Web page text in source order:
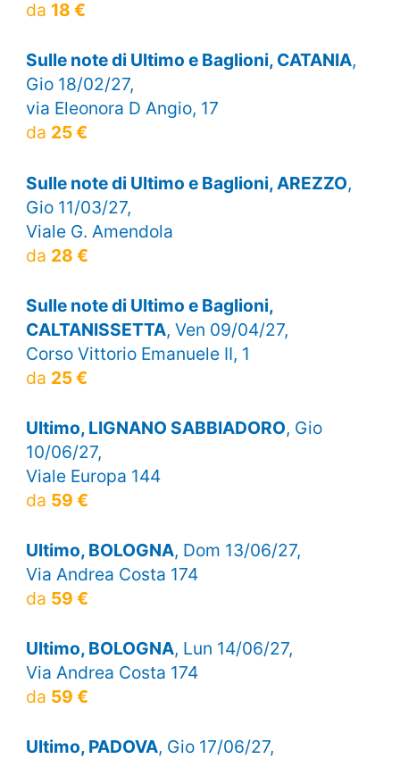
da 18 €
Sulle note di Ultimo e Baglioni, CATANIA,
Gio 18/02/27,
via Eleonora D Angio, 17
da 25 €
Sulle note di Ultimo e Baglioni, AREZZO,
Gio 11/03/27,
Viale G. Amendola
da 28 €
Sulle note di Ultimo e Baglioni,
CALTANISSETTA, Ven 09/04/27,
Corso Vittorio Emanuele II, 1
da 25 €
Ultimo, LIGNANO SABBIADORO, Gio
10/06/27,
Viale Europa 144
da 59 €
Ultimo, BOLOGNA, Dom 13/06/27,
Via Andrea Costa 174
da 59 €
Ultimo, BOLOGNA, Lun 14/06/27,
Via Andrea Costa 174
da 59 €
Ultimo, PADOVA, Gio 17/06/27,